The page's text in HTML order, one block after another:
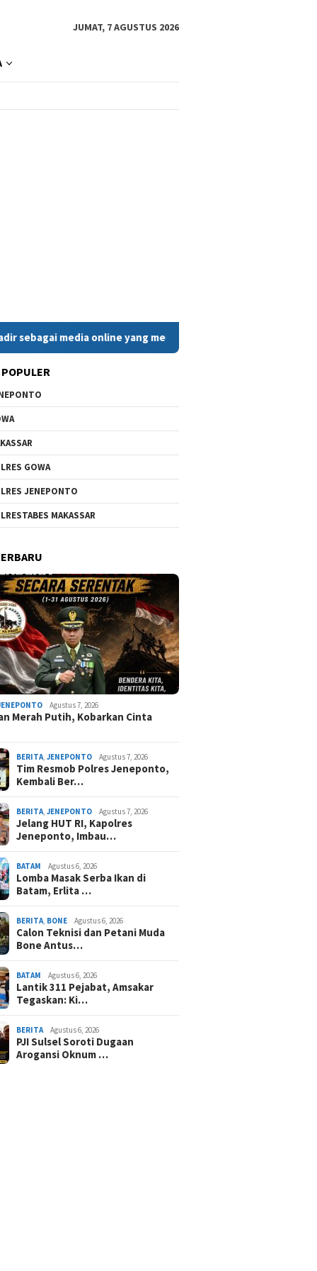
JUMAT, 7 AGUSTUS 2026
online yang menyajikan berita cepat, faktual, dan
GOWA
JENEPONTO
MAKASSAR
Agustus 7, 2026
Merah Putih, Kobarkan Cinta
BERITA ,JENEPONTO Agustus 7, 2026
Tim Resmob Polres Jeneponto,
Kembali Ber…
BERITA ,JENEPONTO Agustus 7, 2026
Jelang HUT RI, Kapolres
Jeneponto, Imbau…
BATAM Agustus 6, 2026
Lomba Masak Serba Ikan di
Batam, Erlita …
BERITA BONE Agustus 6, 2026
Calon Teknisi dan Petani Muda
Bone Antus…
BATAM Agustus 6, 2026
Lantik 311 Pejabat, Amsakar
Tegaskan: Ki…
BERITA Agustus 6, 2026
PJI Sulsel Soroti Dugaan
Arogansi Oknum …